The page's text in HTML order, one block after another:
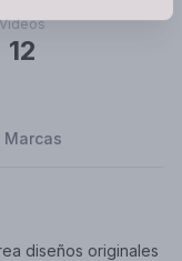
Videos
12
Marcas
diseños originales